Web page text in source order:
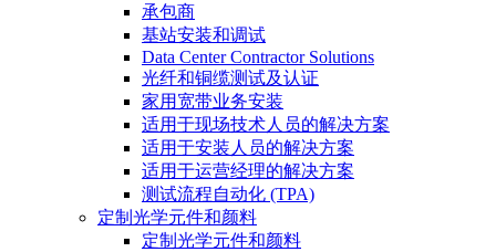
承包商
基站安装和调试
Data Center Contractor Solutions
光纤和铜缆测试及认证
家用宽带业务安装
适用于现场技术人员的解决方案
适用于安装人员的解决方案
适用于运营经理的解决方案
测试流程自动化 (TPA)
定制光学元件和颜料
定制光学元件和颜料